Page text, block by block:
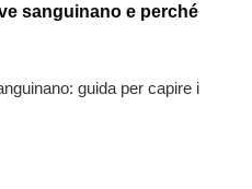
sanguinano e perché
guida per capire i